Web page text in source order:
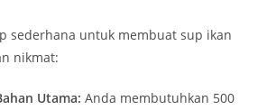
sederhana untuk membuat sup ikan
nikmat:
Utama: Anda membutuhkan 500